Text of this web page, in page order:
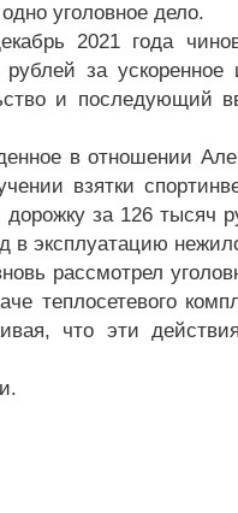
уголовное дело.
2021 года
за ускоренное
и последующий
в отношении
взятки
за 126 тысяч
в эксплуатацию
рассмотрел
теплосетевого
что эти